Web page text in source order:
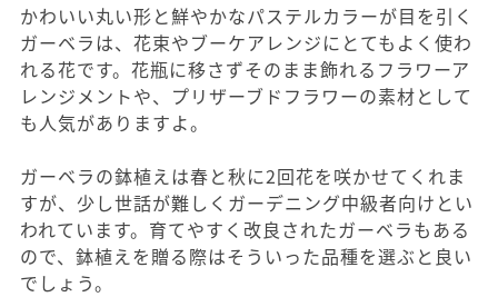
かわいい丸い形と鮮やかなパステルカラーが目を引く
ガーベラは、花束やブーケアレンジにとてもよく使わ
れる花です。花瓶に移さずそのまま飾れるフラワーア
レンジメントや、プリザーブドフラワーの素材として
も人気がありますよ。
ガーベラの鉢植えは春と秋に2回花を咲かせてくれま
すが、少し世話が難しくガーデニング中級者向けとい
われています。育てやすく改良されたガーベラもある
ので、鉢植えを贈る際はそういった品種を選ぶと良い
でしょう。